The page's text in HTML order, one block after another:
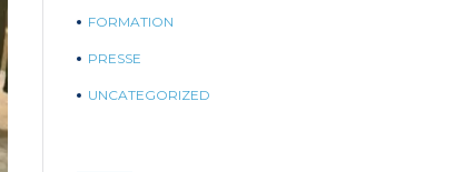
FORMATION
PRESSE
UNCATEGORIZED